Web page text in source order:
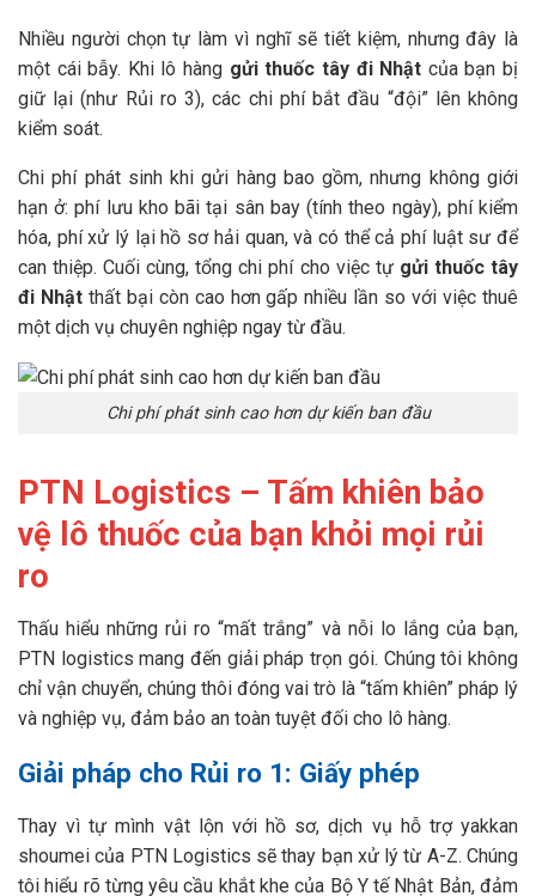
Nhiều người chọn tự làm vì nghĩ sẽ tiết kiệm, nhưng đây là
một cái bẫy. Khi lô hàng gửi thuốc tây đi Nhật của bạn bị
giữ lại (như Rủi ro 3), các chi phí bắt đầu “đội” lên không
kiểm soát.
Chi phí phát sinh khi gửi hàng bao gồm, nhưng không giới
hạn ở: phí lưu kho bãi tại sân bay (tính theo ngày), phí kiểm
hóa, phí xử lý lại hồ sơ hải quan, và có thể cả phí luật sư để
can thiệp. Cuối cùng, tổng chi phí cho việc tự gửi thuốc tây
đi Nhậtthất bại còn cao hơn gấp nhiều lần so với việc thuê
một dịch vụ chuyên nghiệp ngay từ đầu.
Chi phí phát sinh cao hơn dự kiến ban đầu
PTN Logistics – Tấm khiên bảo
vệ lô thuốc của bạn khỏi mọi rủi
ro
Thấu hiểu những rủi ro “mất trắng” và nỗi lo lắng của bạn,
PTN logistics mang đến giải pháp trọn gói. Chúng tôi không
chỉ vận chuyển, chúng thôi đóng vai trò là “tấm khiên” pháp lý
và nghiệp vụ, đảm bảo an toàn tuyệt đối cho lô hàng.
Giải pháp cho Rủi ro 1: Giấy phép
Thay vì tự mình vật lộn với hồ sơ, dịch vụ hỗ trợ yakkan
shoumei của PTN Logistics sẽ thay bạn xử lý từ A-Z. Chúng
tôi hiểu rõ từng yêu cầu khắt khe của Bộ Y tế Nhật Bản, đảm